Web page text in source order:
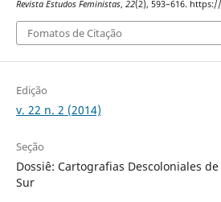
Revista Estudos Feministas, 22(2), 593–616.
Fomatos de Citação
Edição
v. 22 n. 2 (2014)
Seção
Dossiê: Cartografias Descoloniales
Sur